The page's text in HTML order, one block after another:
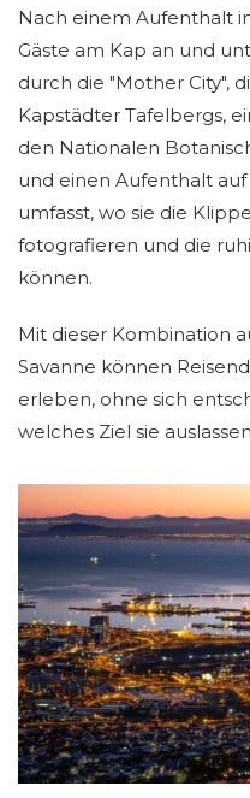
Nach einem Aufenthalt
Gäste am Kap an und
durch die "Mother City",
Kapstädter Tafelbergs,
den Nationalen
und einen Aufenthalt
umfasst, wo sie die
fotografieren und die
können.
Mit dieser Kombination
Savanne können
erleben, ohne sich
welches Ziel sie